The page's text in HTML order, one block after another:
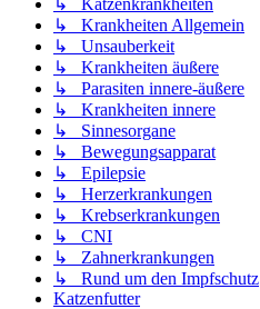
↳ Katzenkrankheiten
↳ Krankheiten Allgemein
↳ Unsauberkeit
↳ Krankheiten äußere
↳ Parasiten innere-äußere
↳ Krankheiten innere
↳ Sinnesorgane
↳ Bewegungsapparat
↳ Epilepsie
↳ Herzerkrankungen
↳ Krebserkrankungen
↳ CNI
↳ Zahnerkrankungen
↳ Rund um den Impfschutz
Katzenfutter